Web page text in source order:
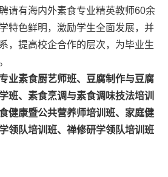
请有海内外素食专业精英教师60余
特色鲜明，激励学生全面发展，并
，提高校企合作的层次，为毕业生
专业素食厨艺师班、豆腐制作与豆腐
班、素食烹调与素食调味技法培训
健康暨公共营养师培训班、家庭健
领队培训班、禅修研学领队培训班